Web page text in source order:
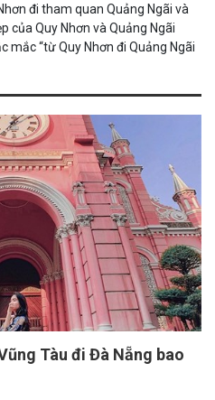
đi tham quan Quảng Ngãi và
của Quy Nhơn và Quảng Ngãi
mắc “từ Quy Nhơn đi Quảng Ngãi
Tàu đi Đà Nẵng bao